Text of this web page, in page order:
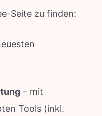
Seite zu finden:
– mit
Tools (inkl.